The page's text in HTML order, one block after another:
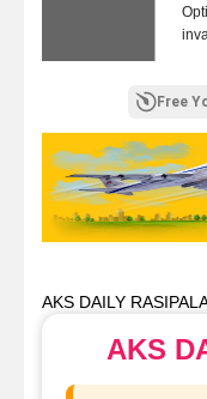
Free
AKS DAILY
AKS